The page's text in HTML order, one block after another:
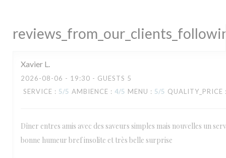
Xavier L
2026-08-06 - 19:30 - GUESTS 5
SERVICE : 5/5 AMBIENCE : 4/5 MENU : 5/5 QUALITY_PRICE
Dîner entres amis avec des saveurs simples mais nouvelles un
bonne humeur bref insolite et très belle surprise